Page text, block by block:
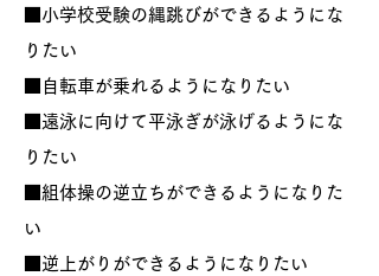
■小学校受験の縄跳びができるようにな
りたい
■自転車が乗れるようになりたい
​■遠泳に向けて平泳ぎが泳げるようにな
りたい
​■組体操の逆立ちができるようになりた
い
​​■逆上がりができるようになりたい